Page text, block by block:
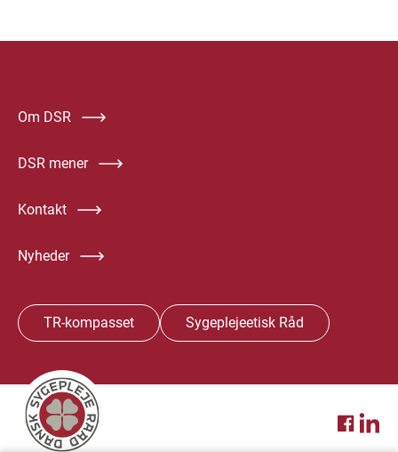
Om DSR
DSR mener
Kontakt
Nyheder
TR-kompasset Sygeplejeetisk Råd